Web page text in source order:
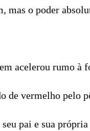
mas o poder
acelerou rumo à
de vermelho pelo
pai e sua